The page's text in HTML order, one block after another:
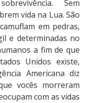
Sem
vida na Lua. São
em pedras,
e determinadas no
a fim de que
Unidos existe,
Americana diz
vocês morreram
com as vidas